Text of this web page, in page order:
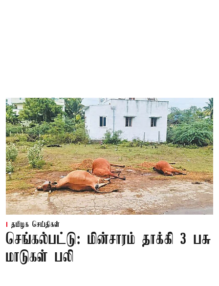
தமிழக செய்திகள்
செங்கல்பட்டு: மின்சாரம் தாக்கி 3 பசு
மாடுகள் பலி